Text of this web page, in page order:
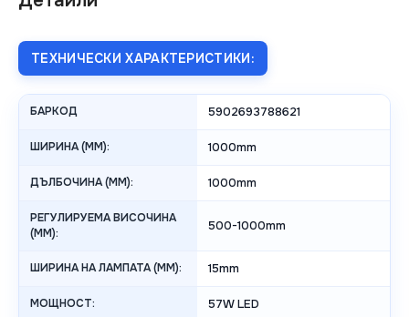
ТЕХНИЧЕСКИ ХАРАКТЕРИСТИКИ:
БАРКОД 5902693788621
ШИРИНА (MM): 1000mm
ДЪЛБОЧИНА (MM): 1000mm
РЕГУЛИРУЕМА ВИСОЧИНА
(MM):
500-1000mm
ШИРИНА НА ЛАМПАТА (MM): 15mm
МОЩНОСТ: 57W LED